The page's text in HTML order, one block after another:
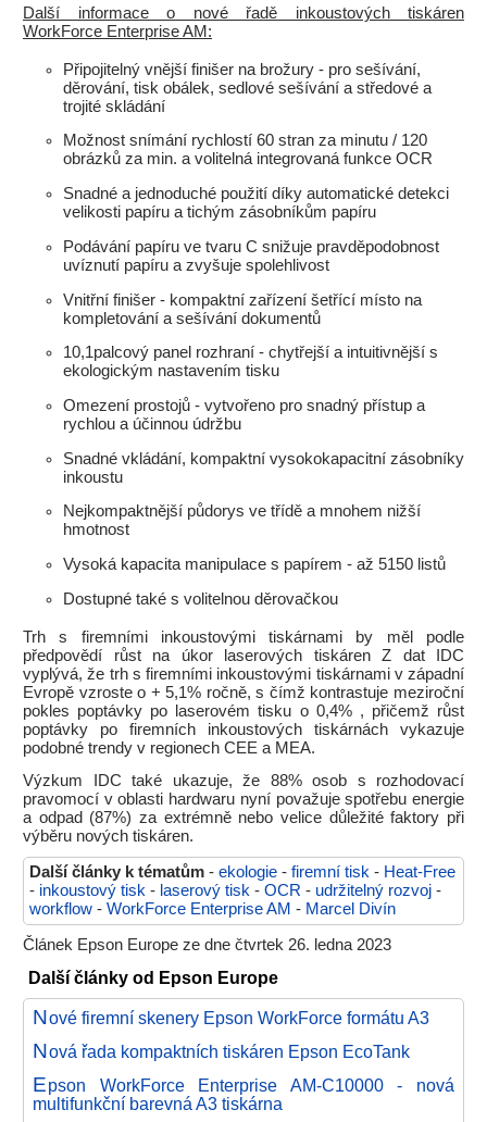
Další informace o nové řadě inkoustových tiskáren
WorkForce Enterprise AM:
Připojitelný vnější finišer na brožury - pro sešívání,
děrování, tisk obálek, sedlové sešívání a středové a
trojité skládání
Možnost snímání rychlostí 60 stran za minutu / 120
obrázků za min. a volitelná integrovaná funkce OCR
Snadné a jednoduché použití díky automatické detekci
velikosti papíru a tichým zásobníkům papíru
Podávání papíru ve tvaru C snižuje pravděpodobnost
uvíznutí papíru a zvyšuje spolehlivost
Vnitřní finišer - kompaktní zařízení šetřící místo na
kompletování a sešívání dokumentů
10,1palcový panel rozhraní - chytřejší a intuitivnější s
ekologickým nastavením tisku
Omezení prostojů - vytvořeno pro snadný přístup a
rychlou a účinnou údržbu
Snadné vkládání, kompaktní vysokokapacitní zásobníky
inkoustu
Nejkompaktnější půdorys ve třídě a mnohem nižší
hmotnost
Vysoká kapacita manipulace s papírem - až 5150 listů
Dostupné také s volitelnou děrovačkou
Trh s firemními inkoustovými tiskárnami by měl podle
předpovědí růst na úkor laserových tiskáren Z dat IDC
vyplývá, že trh s firemními inkoustovými tiskárnami v západní
Evropě vzroste o + 5,1% ročně, s čímž kontrastuje meziroční
pokles poptávky po laserovém tisku o 0,4% , přičemž růst
poptávky po firemních inkoustových tiskárnách vykazuje
podobné trendy v regionech CEE a MEA.
Výzkum IDC také ukazuje, že 88% osob s rozhodovací
pravomocí v oblasti hardwaru nyní považuje spotřebu energie
a odpad (87%) za extrémně nebo velice důležité faktory při
výběru nových tiskáren.
Další články k tématům - ekologie - firemní tisk - Heat-Free
- inkoustový tisk - laserový tisk - OCR - udržitelný rozvoj -
workflow - WorkForce Enterprise AM - Marcel Divín
Článek Epson Europe ze dne čtvrtek 26. ledna 2023
Další články od Epson Europe
Nové firemní skenery Epson WorkForce formátu A3
Nová řada kompaktních tiskáren Epson EcoTank
Epson WorkForce Enterprise AM-C10000 - nová
multifunkční barevná A3 tiskárna